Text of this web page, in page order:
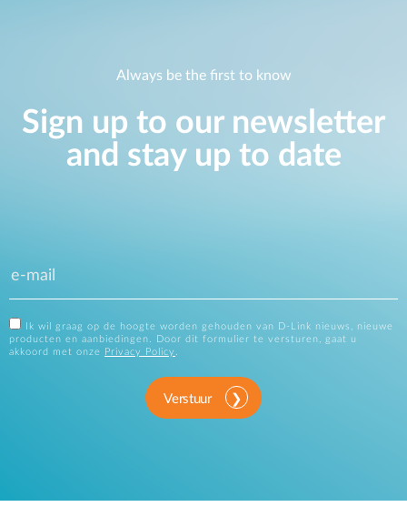
Always be the first to know
Sign up to our newsletter
and stay up to date
Ik wil graag op de hoogte worden gehouden van D-Link nieuws, nieuwe
producten en aanbiedingen. Door dit formulier te versturen, gaat u
akkoord met onze
Privacy Policy
Verstuur